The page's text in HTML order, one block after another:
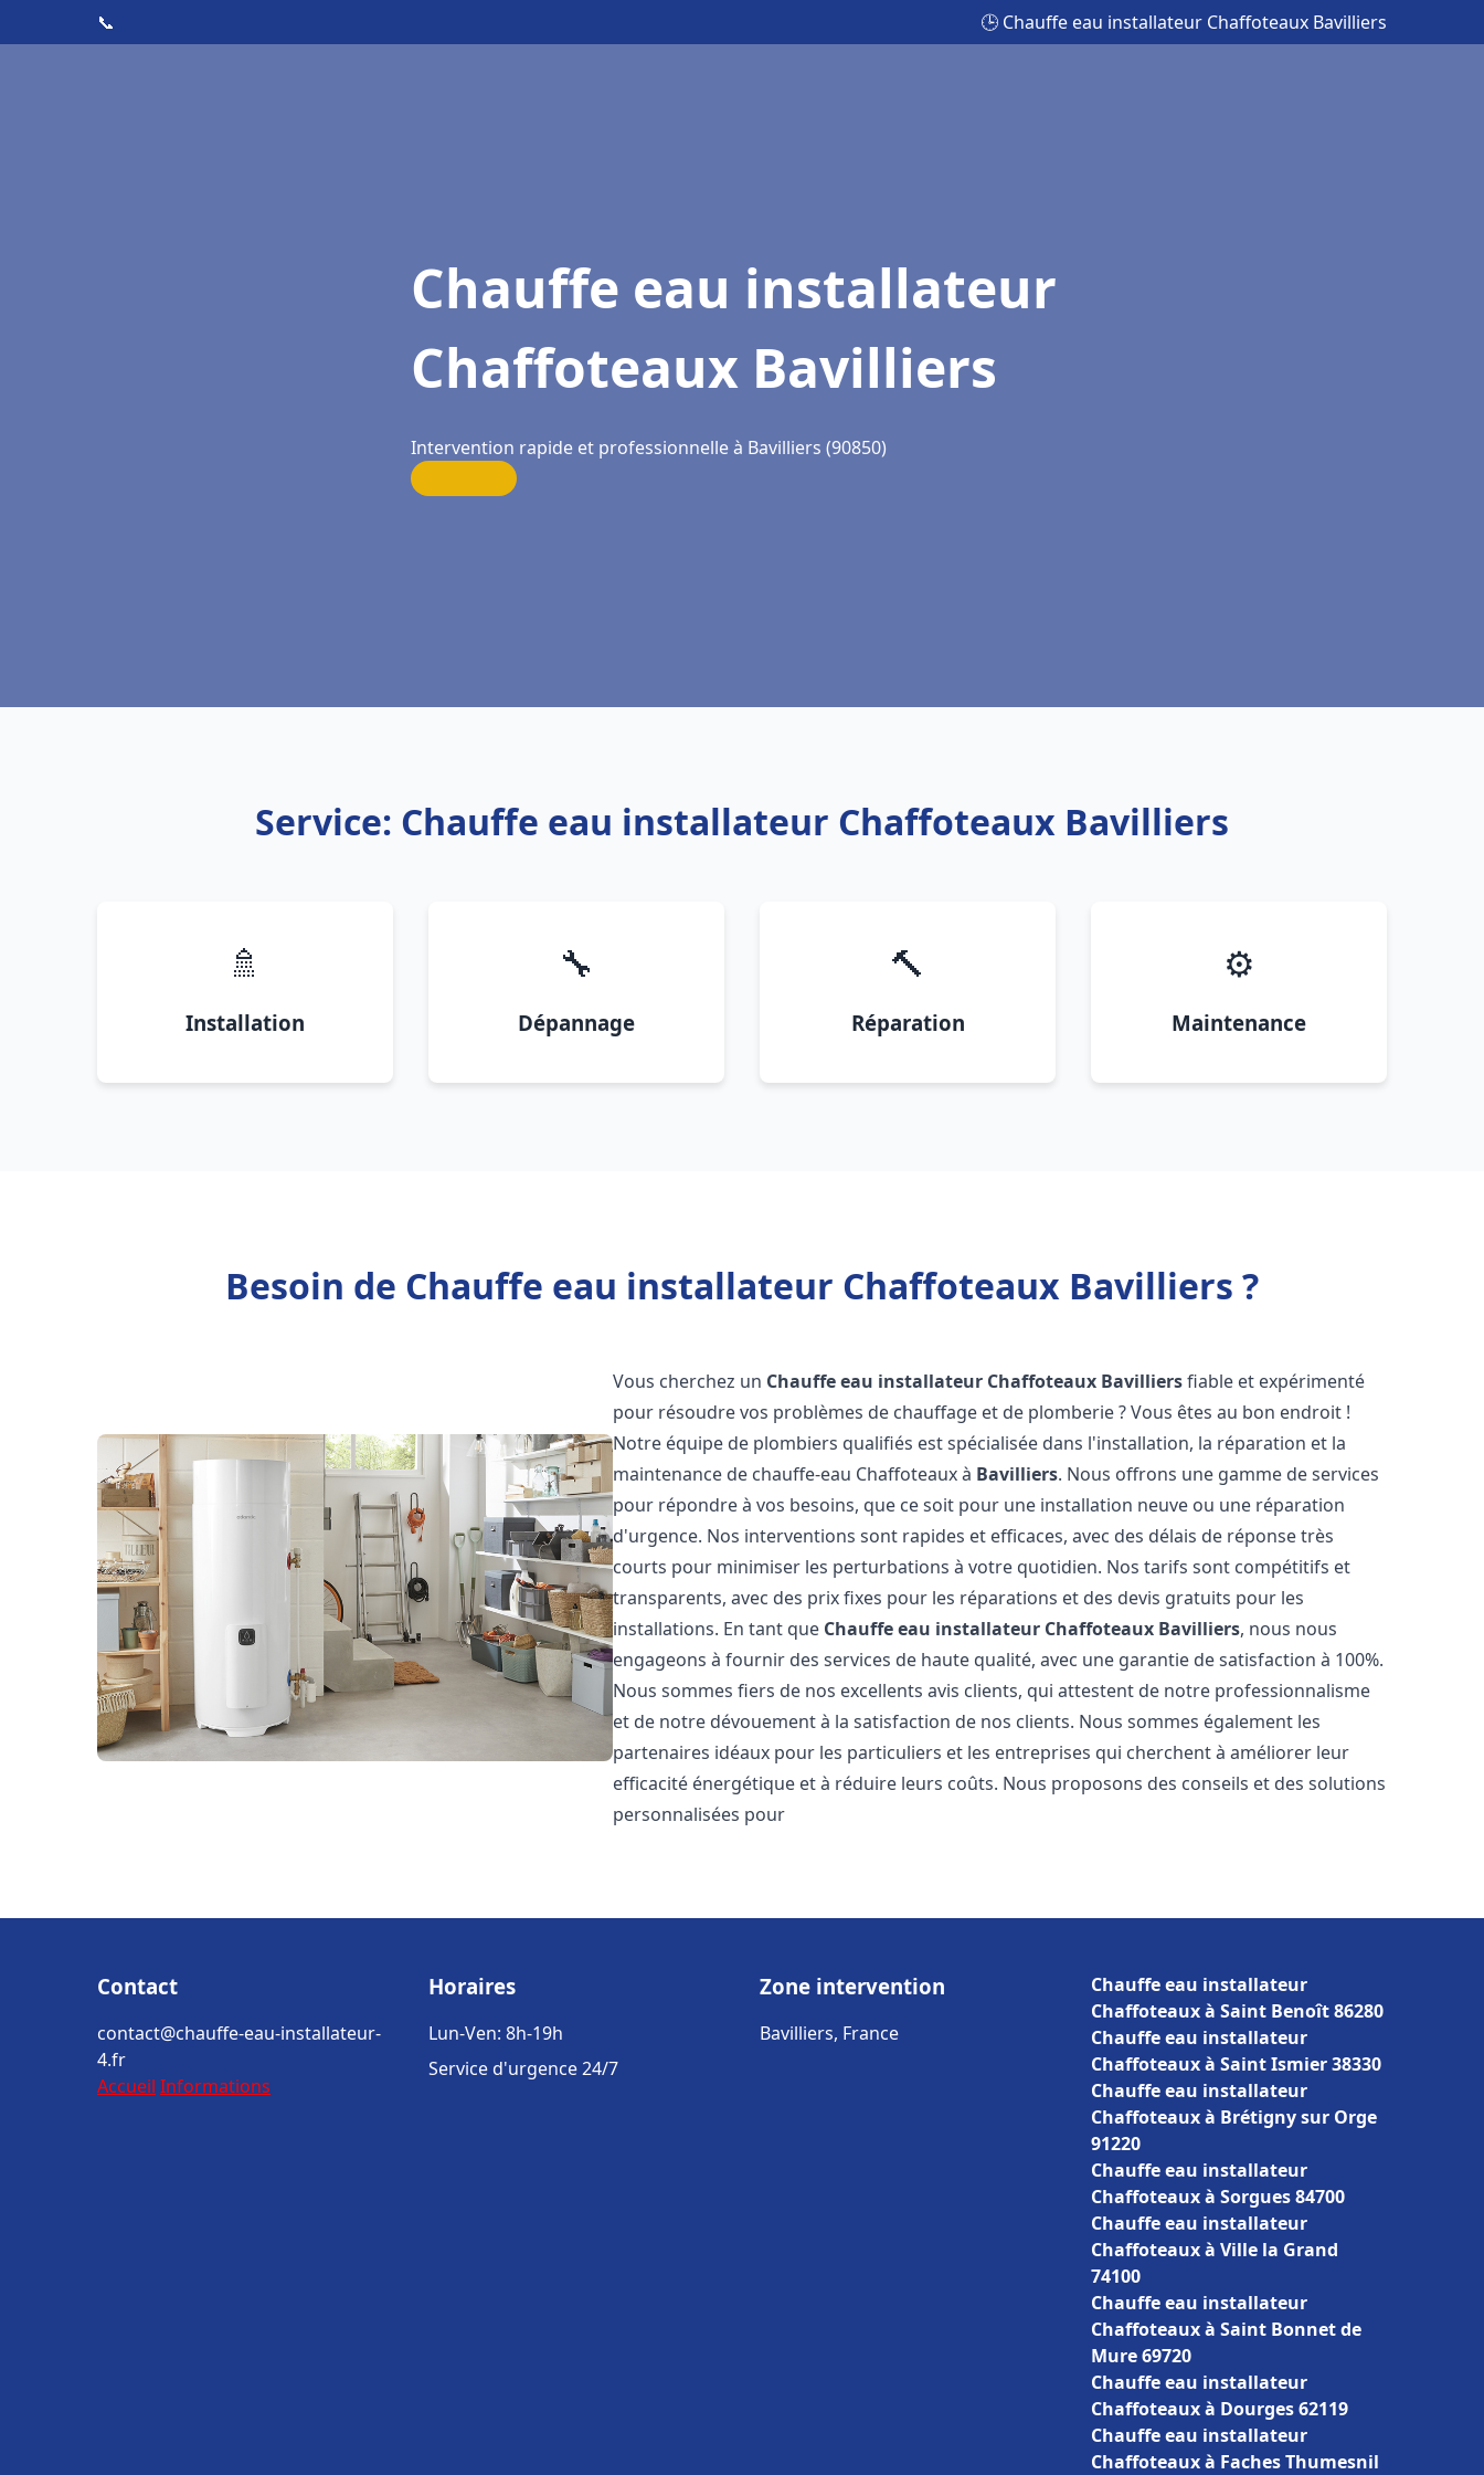
📞 🕒 Chauffe eau installateur Chaffoteaux Bavilliers
Chauffe eau installateur
Chaffoteaux Bavilliers
Intervention rapide et professionnelle à Bavilliers (90850)
Service: Chauffe eau installateur Chaffoteaux Bavilliers
🚿
Installation
🔧
Dépannage
🔨
Réparation
⚙️
Maintenance
Besoin de Chauffe eau installateur Chaffoteaux Bavilliers ?
Vous cherchez un Chauffe eau installateur Chaffoteaux Bavilliersfiable et expérimenté
pour résoudre vos problèmes de chauffage et de plomberie ? Vous êtes au bon endroit !
Notre équipe de plombiers qualifiés est spécialisée dans l'installation, la réparation et la
maintenance de chauffe-eau Chaffoteaux à Bavilliers. Nous offrons une gamme de services
pour répondre à vos besoins, que ce soit pour une installation neuve ou une réparation
d'urgence. Nos interventions sont rapides et efficaces, avec des délais de réponse très
courts pour minimiser les perturbations à votre quotidien. Nos tarifs sont compétitifs et
transparents, avec des prix fixes pour les réparations et des devis gratuits pour les
installations. En tant que Chauffe eau installateur Chaffoteaux Bavilliers, nous nous
engageons à fournir des services de haute qualité, avec une garantie de satisfaction à 100%.
Nous sommes fiers de nos excellents avis clients, qui attestent de notre professionnalisme
et de notre dévouement à la satisfaction de nos clients. Nous sommes également les
partenaires idéaux pour les particuliers et les entreprises qui cherchent à améliorer leur
efficacité énergétique et à réduire leurs coûts. Nous proposons des conseils et des solutions
personnalisées pour
Contact
contact@chauffe-eau-installateur-
4.fr
Accueil Informations
Horaires
Lun-Ven: 8h-19h
Service d'urgence 24/7
Zone intervention
Bavilliers, France
Chauffe eau installateur
Chaffoteaux à Saint Benoît 86280
Chauffe eau installateur
Chaffoteaux à Saint Ismier 38330
Chauffe eau installateur
Chaffoteaux à Brétigny sur Orge
91220
Chauffe eau installateur
Chaffoteaux à Sorgues 84700
Chauffe eau installateur
Chaffoteaux à Ville la Grand
74100
Chauffe eau installateur
Chaffoteaux à Saint Bonnet de
Mure 69720
Chauffe eau installateur
Chaffoteaux à Dourges 62119
Chauffe eau installateur
Chaffoteaux à Faches Thumesnil